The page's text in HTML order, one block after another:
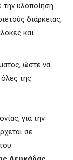
την υλοποίηση
διάρκειας,
και
ώστε να
της
για την
σε